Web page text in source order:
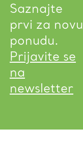
Saznajte
prvi za novu
ponudu.
Prijavite se
na
newsletter